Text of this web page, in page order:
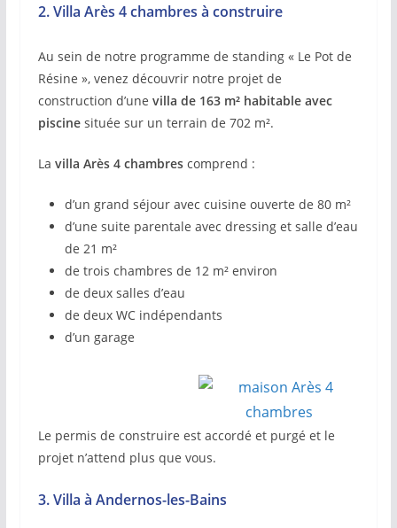
2. Villa Arès 4 chambres à construire
Au sein de notre programme de standing « Le Pot de
Résine », venez découvrir notre projet de
construction d’une villa de 163 m² habitable avec
piscinesituée sur un terrain de 702 m².
La villa Arès 4 chambres comprend :
d’un grand séjour avec cuisine ouverte de 80 m²
d’une suite parentale avec dressing et salle d’eau
de 21 m²
de trois chambres de 12 m² environ
de deux salles d’eau
de deux WC indépendants
d’un garage
Le permis de construire est accordé et purgé et le
projet n’attend plus que vous.
3. Villa à Andernos-les-Bains